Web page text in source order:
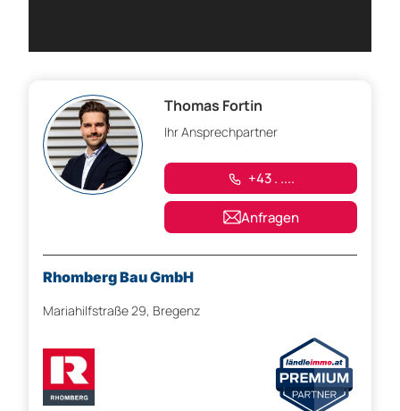
Thomas Fortin
Ihr Ansprechpartner
+43 . ....
Anfragen
Rhomberg Bau GmbH
Mariahilfstraße 29, Bregenz